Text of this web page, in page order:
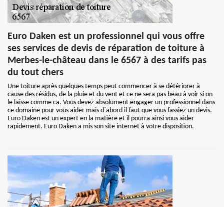
Euro Daken est un professionnel qui vous offre
ses services de devis de réparation de toiture à
Merbes-le-château dans le 6567 à des tarifs pas
du tout chers
Une toiture après quelques temps peut commencer à se détériorer à
cause des résidus, de la pluie et du vent et ce ne sera pas beau à voir si on
le laisse comme ca. Vous devez absolument engager un professionnel dans
ce domaine pour vous aider mais d`abord il faut que vous fassiez un devis.
Euro Daken est un expert en la matière et il pourra ainsi vous aider
rapidement. Euro Daken a mis son site internet à votre disposition.